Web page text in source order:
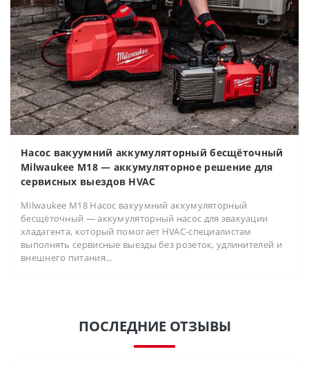
Насос вакуумний аккумуляторный бесщёточный
Milwaukee M18 — аккумуляторное решение для
сервисных выездов HVAC
Milwaukee M18 Насос вакуумний аккумуляторный
бесщёточный — аккумуляторный насос для эвакуации
хладагента, который помогает HVAC-специалистам
выполнять сервисные выезды без розеток, удлинителей и
внешнего питания...
ПОСЛЕДНИЕ ОТЗЫВЫ